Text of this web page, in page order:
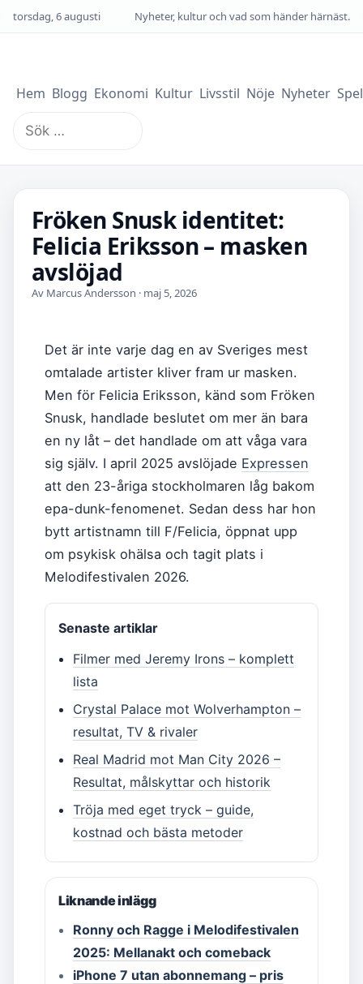
torsdag, 6 augusti Nyheter, kultur och vad som händer härnäst.
Hem Blogg Ekonomi Kultur Livsstil Nöje Nyheter Spel
Sök
efter:
Fröken Snusk identitet:
Felicia Eriksson – masken
avslöjad
Av Marcus Andersson · maj 5, 2026
Det är inte varje dag en av Sveriges mest
omtalade artister kliver fram ur masken.
Men för Felicia Eriksson, känd som Fröken
Snusk, handlade beslutet om mer än bara
en ny låt – det handlade om att våga vara
sig själv. I april 2025 avslöjade Expressen
att den 23-åriga stockholmaren låg bakom
epa-dunk-fenomenet. Sedan dess har hon
bytt artistnamn till F/Felicia, öppnat upp
om psykisk ohälsa och tagit plats i
Melodifestivalen 2026.
Senaste artiklar
Filmer med Jeremy Irons – komplett
lista
Crystal Palace mot Wolverhampton –
resultat, TV & rivaler
Real Madrid mot Man City 2026 –
Resultat, målskyttar och historik
Tröja med eget tryck – guide,
kostnad och bästa metoder
Liknande inlägg
Ronny och Ragge i Melodifestivalen
2025: Mellanakt och comeback
iPhone 7 utan abonnemang – pris